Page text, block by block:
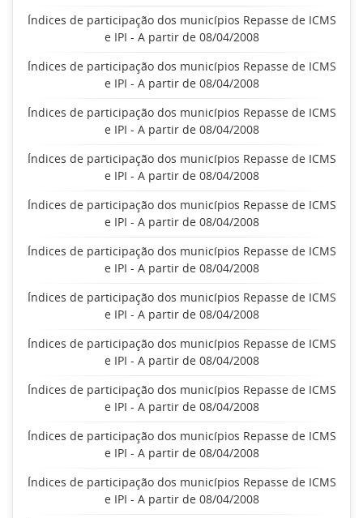
Índices de participação dos municípios Repasse de ICMS
e IPI - A partir de 08/04/2008
Índices de participação dos municípios Repasse de ICMS
e IPI - A partir de 08/04/2008
Índices de participação dos municípios Repasse de ICMS
e IPI - A partir de 08/04/2008
Índices de participação dos municípios Repasse de ICMS
e IPI - A partir de 08/04/2008
Índices de participação dos municípios Repasse de ICMS
e IPI - A partir de 08/04/2008
Índices de participação dos municípios Repasse de ICMS
e IPI - A partir de 08/04/2008
Índices de participação dos municípios Repasse de ICMS
e IPI - A partir de 08/04/2008
Índices de participação dos municípios Repasse de ICMS
e IPI - A partir de 08/04/2008
Índices de participação dos municípios Repasse de ICMS
e IPI - A partir de 08/04/2008
Índices de participação dos municípios Repasse de ICMS
e IPI - A partir de 08/04/2008
Índices de participação dos municípios Repasse de ICMS
e IPI - A partir de 08/04/2008